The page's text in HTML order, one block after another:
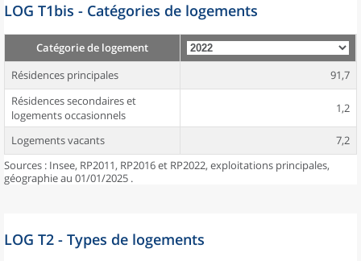
LOG T1bis - Catégories de logements
Catégorie de logement
Résidences principales
91,7
Résidences secondaires et
logements occasionnels
1,2
Logements vacants
7,2
Sources : Insee, RP2011, RP2016 et RP2022, exploitations principales,
géographie au 01/01/2025 .
LOG T2 - Types de logements